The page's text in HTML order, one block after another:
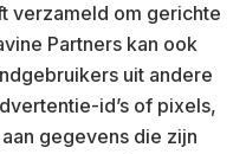
verzameld om gerichte
Partners kan ook
uit andere
id’s of pixels,
gegevens die zijn